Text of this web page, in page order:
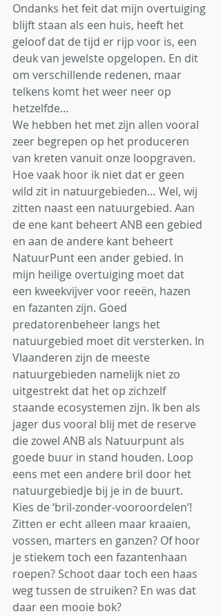
Ondanks het feit dat mijn overtuiging
blijft staan als een huis, heeft het
geloof dat de tijd er rijp voor is, een
deuk van jewelste opgelopen. En dit
om verschillende redenen, maar
telkens komt het weer neer op
hetzelfde…
We hebben het met zijn allen vooral
zeer begrepen op het produceren
van kreten vanuit onze loopgraven.
Hoe vaak hoor ik niet dat er geen
wild zit in natuurgebieden… Wel, wij
zitten naast een natuurgebied. Aan
de ene kant beheert ANB een gebied
en aan de andere kant beheert
NatuurPunt een ander gebied. In
mijn heilige overtuiging moet dat
een kweekvijver voor reeën, hazen
en fazanten zijn. Goed
predatorenbeheer langs het
natuurgebied moet dit versterken. In
Vlaanderen zijn de meeste
natuurgebieden namelijk niet zo
uitgestrekt dat het op zichzelf
staande ecosystemen zijn. Ik ben als
jager dus vooral blij met de reserve
die zowel ANB als Natuurpunt als
goede buur in stand houden. Loop
eens met een andere bril door het
natuurgebiedje bij je in de buurt.
Kies de ‘bril-zonder-vooroordelen’!
Zitten er echt alleen maar kraaien,
vossen, marters en ganzen? Of hoor
je stiekem toch een fazantenhaan
roepen? Schoot daar toch een haas
weg tussen de struiken? En was dat
daar een mooie bok?